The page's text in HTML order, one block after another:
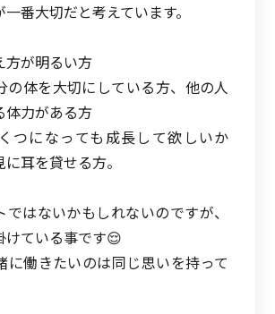
番大切だと考えています。
方が明るい方
体を大切にしている方、他の人
体力がある方
になっても成長して欲しいか
耳を貸せる方。
ではないかもしれないのですが、
けている事です😌
に働きたいのは同じ思いを持って